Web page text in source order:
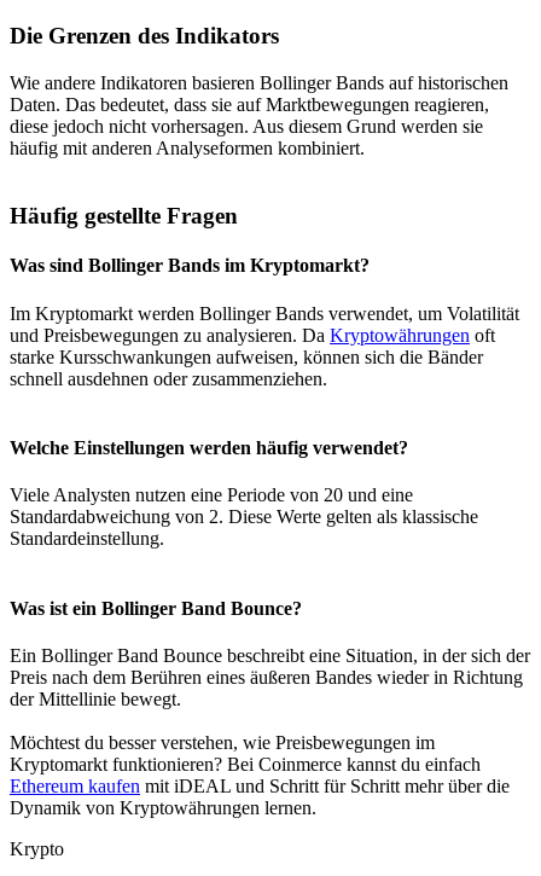
Die Grenzen des Indikators
Wie andere Indikatoren basieren Bollinger Bands auf historischen
Daten. Das bedeutet, dass sie auf Marktbewegungen reagieren,
diese jedoch nicht vorhersagen. Aus diesem Grund werden sie
häufig mit anderen Analyseformen kombiniert.
Häufig gestellte Fragen
Was sind Bollinger Bands im Kryptomarkt?
Im Kryptomarkt werden Bollinger Bands verwendet, um Volatilität
und Preisbewegungen zu analysieren. Da Kryptowährungen oft
starke Kursschwankungen aufweisen, können sich die Bänder
schnell ausdehnen oder zusammenziehen.
Welche Einstellungen werden häufig verwendet?
Viele Analysten nutzen eine Periode von 20 und eine
Standardabweichung von 2. Diese Werte gelten als klassische
Standardeinstellung.
Was ist ein Bollinger Band Bounce?
Ein Bollinger Band Bounce beschreibt eine Situation, in der sich der
Preis nach dem Berühren eines äußeren Bandes wieder in Richtung
der Mittellinie bewegt.
Möchtest du besser verstehen, wie Preisbewegungen im
Kryptomarkt funktionieren? Bei Coinmerce kannst du einfach
Ethereum kaufen mit iDEAL und Schritt für Schritt mehr über die
Dynamik von Kryptowährungen lernen.
Krypto